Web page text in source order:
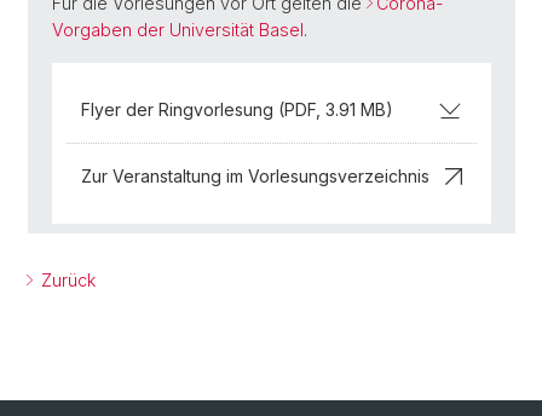
Vorgaben der Universität Basel.
Flyer der Ringvorlesung (PDF, 3.91 MB)
Zur Veranstaltung im Vorlesungsverzeichnis
Zurück